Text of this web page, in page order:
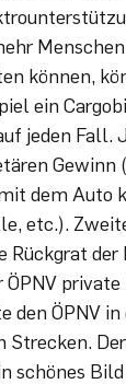
können,
ein
jeden Fall.
Gewinn
dem Auto
etc.).
Rückgrat
den ÖPNV
Der